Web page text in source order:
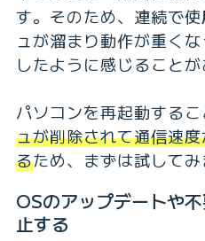
す。そのため、連続で
ュが溜まり動作が重く
したように感じることが
パソコンを再起動する
ュが削除されて通信速
るため、まずは試してみ
OSのアップデートや
止する